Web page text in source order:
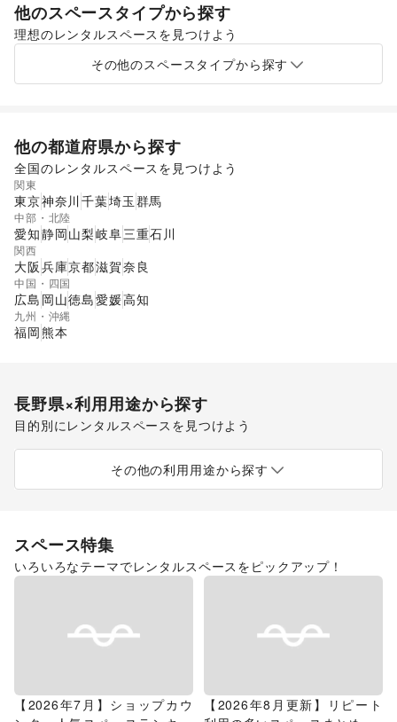
他のスペースタイプから探す
理想のレンタルスペースを見つけよう
その他のスペースタイプから探す
他の都道府県から探す
全国のレンタルスペースを見つけよう
関東
東京神奈川 千葉埼玉 群馬
中部・北陸
愛知静岡山梨岐阜三重石川
関西
大阪 兵庫京都滋賀奈良
中国・四国
広島 岡山徳島愛媛高知
九州・沖縄
福岡熊本
長野県×利用用途から探す
目的別にレンタルスペースを見つけよう
食品販売 販促イベント
その他の利用用途から探す
スペース特集
いろいろなテーマでレンタルスペースをピックアップ！
【2026年7月】ショップカウ
【2026年8月更新】リピート